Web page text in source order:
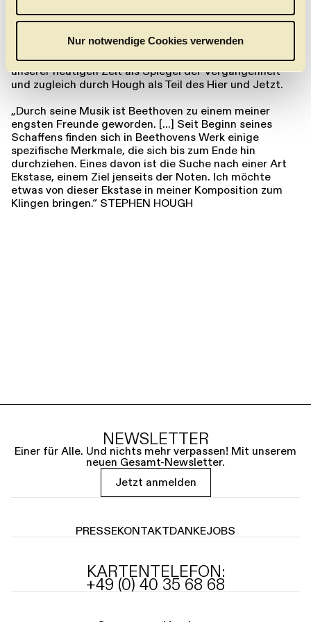
l
Nur notwendige Cookies verwenden
ganz im Geiste des Urhebers als Pianist und Komponist
neu komponiertes Stück ersetzt, inspiriert von
Beethovens Original. Beethoven begegnet uns in
unserer heutigen Zeit als Spiegel der Vergangenheit
und zugleich durch Hough als Teil des Hier und Jetzt.
„Durch seine Musik ist Beethoven zu einem meiner
engsten Freunde geworden. […] Seit Beginn seines
Schaffens finden sich in Beethovens Werk einige
spezifische Merkmale, die sich bis zum Ende hin
durchziehen. Eines davon ist die Suche nach einer Art
Ekstase, einem Ziel jenseits der Noten. Ich möchte
etwas von dieser Ekstase in meiner Komposition zum
Klingen bringen.“ STEPHEN HOUGH
NEWSLETTER
Einer für Alle. Und nichts mehr verpassen! Mit unserem
neuen Gesamt-Newsletter.
Jetzt anmelden
PRESSEKONTAKTDANKEJOBS
KARTENTELEFON:
+49 (0) 40 35 68 68